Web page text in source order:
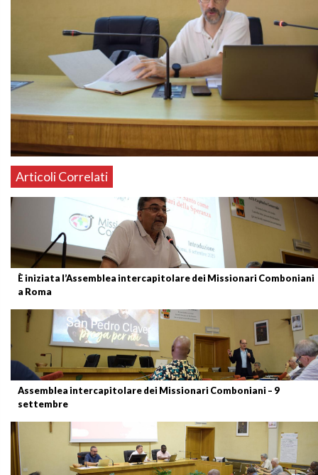
Articoli Correlati
È iniziata l’Assemblea intercapitolare dei Missionari Comboniani
a Roma
Assemblea intercapitolare dei Missionari Comboniani – 9
settembre